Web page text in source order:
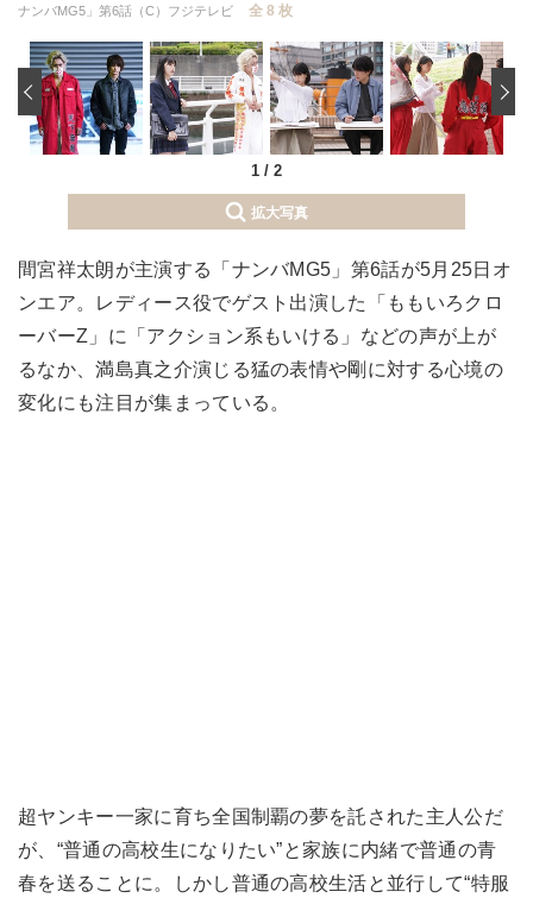
ナンバMG5」第6話（C）フジテレビ 全 8 枚
1 / 2
‹
拡大写真
間宮祥太朗が主演する「ナンバMG5」第6話が5月25日オ
ンエア。レディース役でゲスト出演した「ももいろクロ
ーバーZ」に「アクション系もいける」などの声が上が
るなか、満島真之介演じる猛の表情や剛に対する心境の
変化にも注目が集まっている。
超ヤンキー一家に育ち全国制覇の夢を託された主人公だ
が、“普通の高校生になりたい”と家族に内緒で普通の青
春を送ることに。しかし普通の高校生活と並行して“特服